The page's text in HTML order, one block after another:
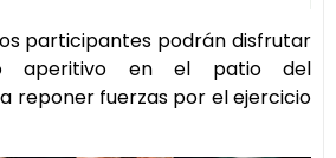
participantes podrán disfrutar
aperitivo en el patio del
reponer fuerzas por el ejercicio